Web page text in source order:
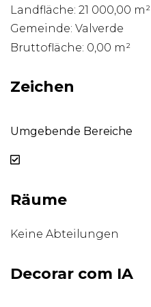
Landfläche: 21 000,00 m²
Gemeinde: Valverde
Bruttofläche: 0,00 m²
Zeichen
Umgebende Bereiche
Räume
Keine Abteilungen
Decorar com IA